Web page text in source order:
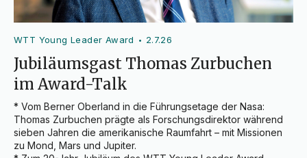
WTT Young Leader Award • 2.7.26
Jubiläumsgast Thomas Zurbuchen
im Award-Talk
* Vom Berner Oberland in die Führungsetage der Nasa:
Thomas Zurbuchen prägte als Forschungsdirektor während
sieben Jahren die amerikanische Raumfahrt – mit Missionen
zu Mond, Mars und Jupiter.